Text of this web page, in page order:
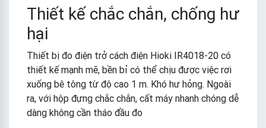
Thiết kế chắc chắn, chống hư
hại
Thiết bị đo điện trở cách điện Hioki IR4018-20 có
thiết kế mạnh mẽ, bền bỉ có thể chịu được việc rơi
xuống bê tông từ độ cao 1 m. Khó hư hỏng. Ngoài
ra, với hộp đựng chắc chắn, cất máy nhanh chóng dễ
dàng không cần tháo đầu đo